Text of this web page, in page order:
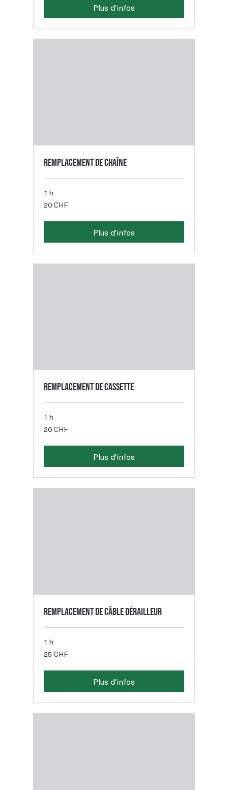
Plus d'infos
Remplacement de chaîne
1 h
francs
20 CHF
Plus d'infos
Remplacement de cassette
1 h
20
francs
20 CHF
Plus d'infos
Remplacement de câble dérailleur
1 h
25
francs
25 CHF
Plus d'infos